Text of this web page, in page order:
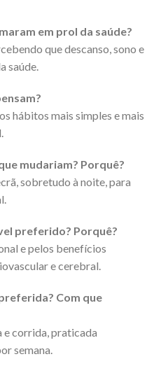
em prol da saúde?
que descanso, sono e
saúde.
hábitos mais simples e mais
mudariam? Porquê?
sobretudo à noite, para
preferido? Porquê?
e pelos benefícios
e cerebral.
Com que
e corrida, praticada
semana.